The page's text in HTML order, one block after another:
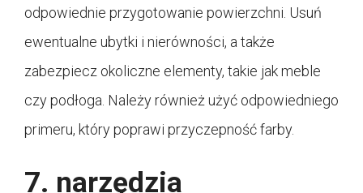
odpowiednie przygotowanie powierzchni. Usuń
ewentualne ubytki i nierówności, a także
zabezpiecz okoliczne elementy, takie jak meble
czy podłoga. Należy również użyć odpowiedniego
primeru, który poprawi przyczepność farby.
7. narzędzia